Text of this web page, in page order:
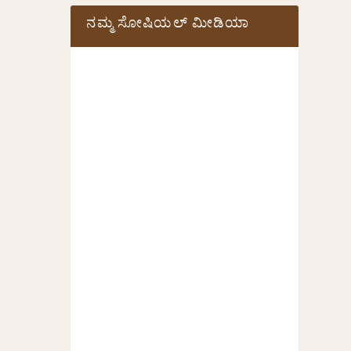
ನಮ್ಮ ಸೋಷಿಯಲ್‌ ಮೀಡಿಯಾ